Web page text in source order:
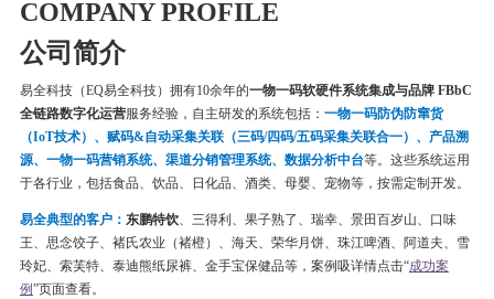
COMPANY PROFILE
公司简介
易全科技（EQ易全科技）拥有10余年的一物一码软硬件系统集成与品牌 FBbC
全链路数字化运营服务经验，自主研发的系统包括： 一物一码防伪防窜货
（IoT技术）、赋码&自动采集关联（三码/四码/五码采集关联合一）、产品溯
源、一物一码营销系统、渠道分销管理系统、数据分析中台等。这些系统运用
于各行业，包括食品、饮品、日化品、酒类、母婴、宠物等，按需定制开发。
易全典型的客户： 东鹏特饮、三得利、果子熟了、瑞幸、 景田百岁山、口味
王、思念饺子、 褚氏农业（褚橙）、 海天、荣华月饼、 珠江啤酒、 阿道夫、雪
玲妃、索芙特、泰迪熊纸尿裤、金手宝保健品等，案例吸详情点击“成功案
例”页面查看。